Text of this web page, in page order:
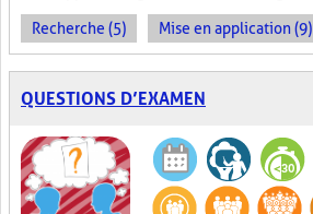
Recherche (5) Mise en application (9)
QUESTIONS D’EXAMEN